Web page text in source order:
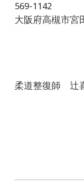
569-1142
大阪府高槻市宮
柔道整復師 辻